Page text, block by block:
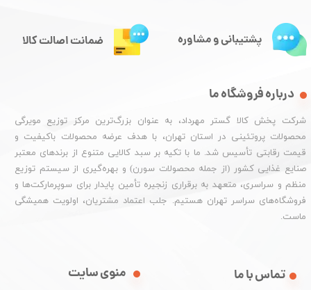
درباره فروشگاه ما
شرکت پخش کالا گستر مهرداد، به عنوان بزرگ‌ترین مرکز توزیع مویرگی
محصولات پروتئینی در استان تهران، با هدف عرضه محصولات باکیفیت و
قیمت رقابتی تأسیس شد. ما با تکیه بر سبد کالایی متنوع از برندهای معتبر
صنایع غذایی کشور (از جمله محصولات سورن) و بهره‌گیری از سیستم توزیع
منظم و سراسری، متعهد به برقراری زنجیره تأمین پایدار برای سوپرمارکت‌ها و
فروشگاه‌های سراسر تهران هستیم. جلب اعتماد مشتریان، اولویت همیشگی
ماست.
منوی سایت تماس با ما
پشتیبانی و مشاوره ضمانت اصالت کالا